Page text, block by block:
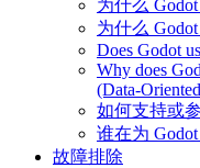
为什么
为什么
Does Godot
Why does
(Data-
如何支持或
谁在为
故障排除